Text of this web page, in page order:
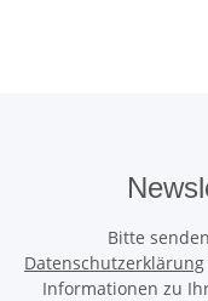
Bitte
Datenschutzerklärung
Informationen zu